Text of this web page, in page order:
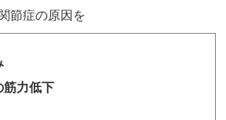
節症の原因を
筋力低下